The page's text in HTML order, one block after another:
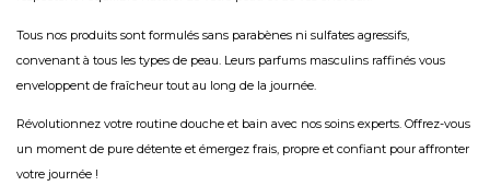
Tous nos produits sont formulés sans parabènes ni sulfates agressifs,
convenant à tous les types de peau. Leurs parfums masculins raffinés vous
enveloppent de fraîcheur tout au long de la journée.
Révolutionnez votre routine douche et bain avec nos soins experts. Offrez-vous
un moment de pure détente et émergez frais, propre et confiant pour affronter
votre journée !